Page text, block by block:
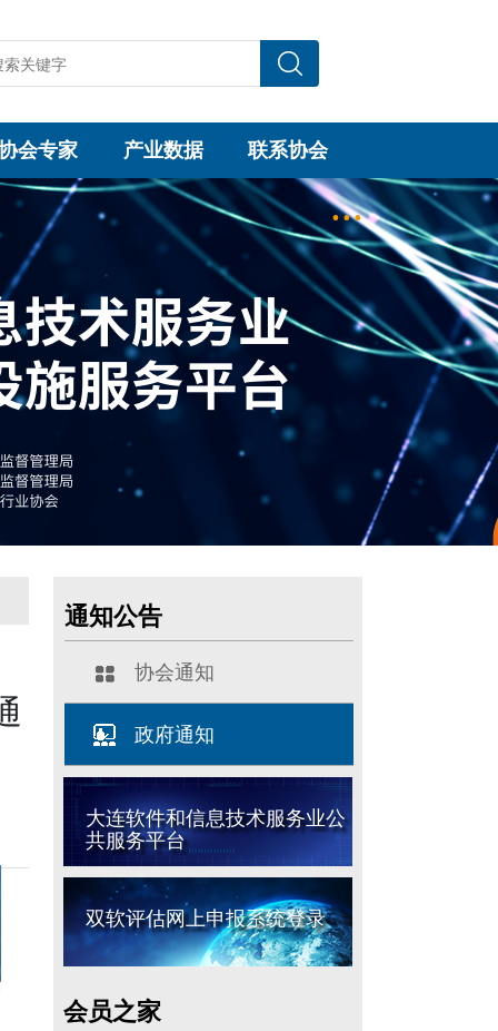
会专家 产业数据 联系协会
通知公告
协会通知
政府通知
大连软件和信息技术服务业公
共服务平台
双软评估网上申报系统登录
会员之家